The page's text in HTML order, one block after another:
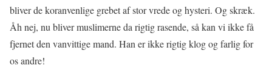
bliver de koranvenlige grebet af stor vrede og hysteri. Og skræk.
Åh nej, nu bliver muslimerne da rigtig rasende, så kan vi ikke få
fjernet den vanvittige mand. Han er ikke rigtig klog og farlig for
os andre!